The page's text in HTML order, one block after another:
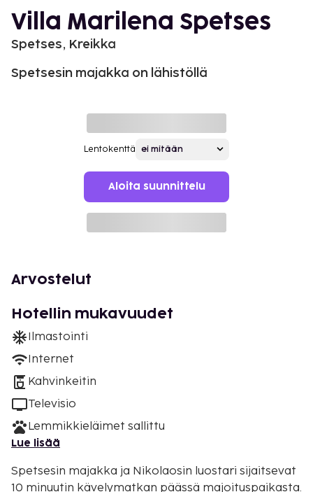
Villa Marilena Spetses
Spetses, Kreikka
Spetsesin majakka on lähistöllä
Lentokenttä
Aloita suunnittelu
Arvostelut
Hotellin mukavuudet
Ilmastointi
Internet
Kahvinkeitin
Televisio
Lemmikkieläimet sallittu
Lue lisää
Spetsesin majakka ja Nikolaosin luostari sijaitsevat
10 minuutin kävelymatkan päässä majoituspaikasta.